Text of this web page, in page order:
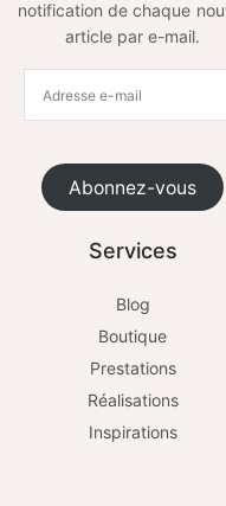
notification de chaque
article par e-mail.
Abonnez-vous
Services
Blog
Boutique
Prestations
Réalisations
Inspirations